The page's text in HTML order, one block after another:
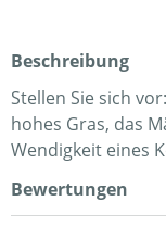
Beschreibung
Stellen Sie sich
hohes Gras, das
Wendigkeit eines
Bewertungen